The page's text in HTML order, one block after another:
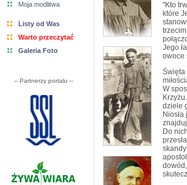
Moja modlitwa
Listy od Was
Warto przeczytać
Galeria Foto
-- Partnerzy portalu --
"Kto
które
Jego
owoce
Święta
W
dziele
Do